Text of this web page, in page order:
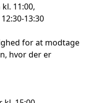
11:00,
13:30
for at modtage
hvor der er